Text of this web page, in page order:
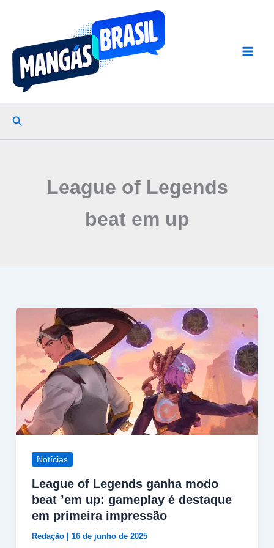
conteúdo
Pesquisar
League of Legends
beat em up
Notícias
League of Legends ganha modo
beat ’em up: gameplay é destaque
em primeira impressão
Redação 16 de junho de 2025